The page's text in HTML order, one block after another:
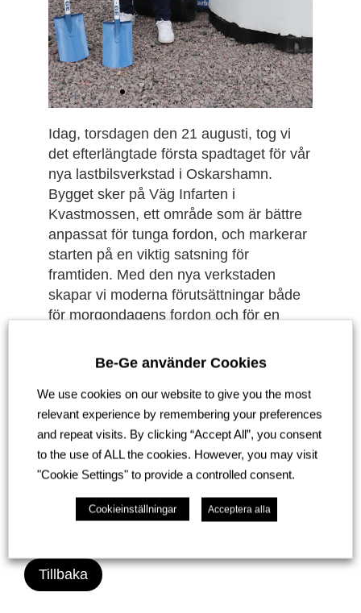
Idag, torsdagen den 21 augusti, tog vi
det efterlängtade första spadtaget för vår
nya lastbilsverkstad i Oskarshamn.
Bygget sker på Väg Infarten i
Kvastmossen, ett område som är bättre
anpassat för tunga fordon, och markerar
starten på en viktig satsning för
framtiden. Med den nya verkstaden
skapar vi moderna förutsättningar både
för morgondagens fordon och för en
fortsätta leverera service av högsta
Ett stort tack till alla som deltog och
gjorde dagen speciell. Vi ser fram emot
att följa byggnationen och välkomna er
till en ny verkstad redo för framtidens
Tillbaka
Be-Ge använder Cookies
We use cookies on our website to give you the most
relevant experience by remembering your preferences
and repeat visits. By clicking “Accept All”, you consent
to the use of ALL the cookies. However, you may visit
"Cookie Settings" to provide a controlled consent.
Cookieinställningar Acceptera alla